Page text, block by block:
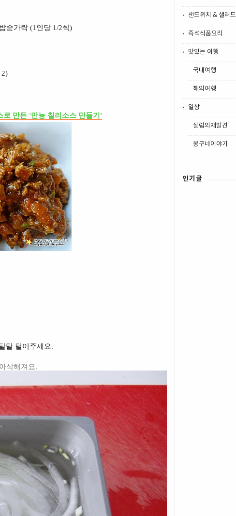
숟가락 (1인당 1/2씩)
로 만든 '만능 칠리소스 만들기'
탈 털어주세요.
삭해져요.
샌드위치 & 샐러드
즉석식품요리
맛있는 여행
국내여행
해외여행
일상
살림의재발견
봉구네이야기
인기글